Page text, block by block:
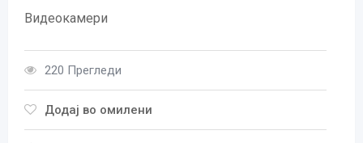
Видеокамери
220 Прегледи
Додај во омилени